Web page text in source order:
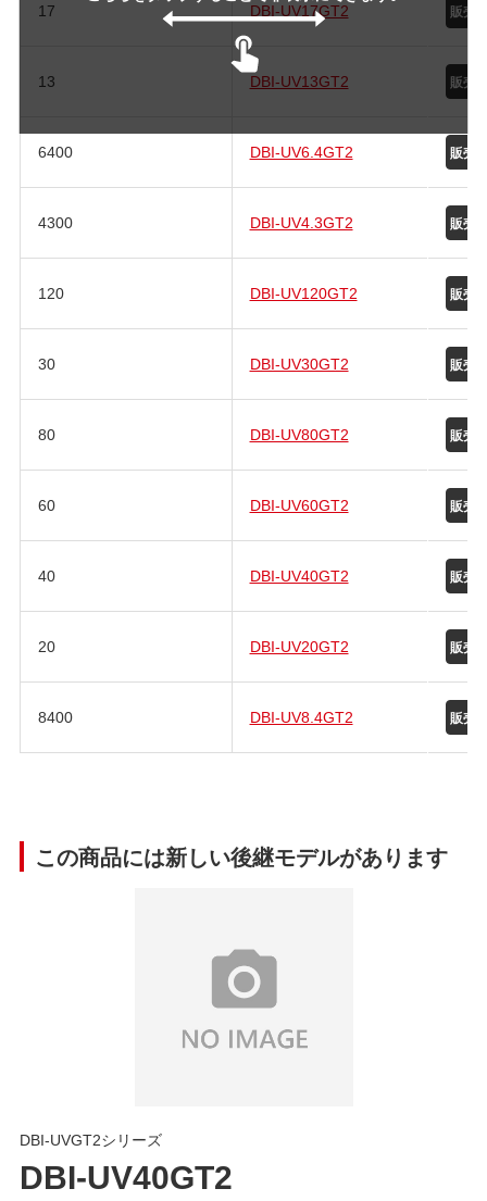
17 DBI-UV17GT2
13 DBI-UV13GT2
6400 DBI-UV6.4GT2
4300 DBI-UV4.3GT2
120 DBI-UV120GT2
30 DBI-UV30GT2
80 DBI-UV80GT2
60 DBI-UV60GT2
40 DBI-UV40GT2
20 DBI-UV20GT2
8400 DBI-UV8.4GT2
この商品には新しい後継モデルがあります
DBI-UVGT2シリーズ
DBI-UV40GT2